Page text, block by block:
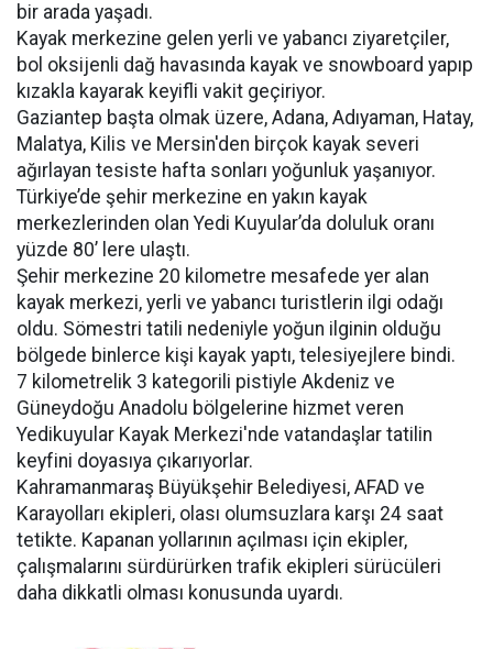
bir arada yaşadı.
Kayak merkezine gelen yerli ve yabancı ziyaretçiler,
bol oksijenli dağ havasında kayak ve snowboard yapıp
kızakla kayarak keyifli vakit geçiriyor.
Gaziantep başta olmak üzere, Adana, Adıyaman, Hatay,
Malatya, Kilis ve Mersin'den birçok kayak severi
ağırlayan tesiste hafta sonları yoğunluk yaşanıyor.
Türkiye’de şehir merkezine en yakın kayak
merkezlerinden olan Yedi Kuyular’da doluluk oranı
yüzde 80’ lere ulaştı.
Şehir merkezine 20 kilometre mesafede yer alan
kayak merkezi, yerli ve yabancı turistlerin ilgi odağı
oldu. Sömestri tatili nedeniyle yoğun ilginin olduğu
bölgede binlerce kişi kayak yaptı, telesiyejlere bindi.
7 kilometrelik 3 kategorili pistiyle Akdeniz ve
Güneydoğu Anadolu bölgelerine hizmet veren
Yedikuyular Kayak Merkezi'nde vatandaşlar tatilin
keyfini doyasıya çıkarıyorlar.
Kahramanmaraş Büyükşehir Belediyesi, AFAD ve
Karayolları ekipleri, olası olumsuzlara karşı 24 saat
tetikte. Kapanan yollarının açılması için ekipler,
çalışmalarını sürdürürken trafik ekipleri sürücüleri
daha dikkatli olması konusunda uyardı.